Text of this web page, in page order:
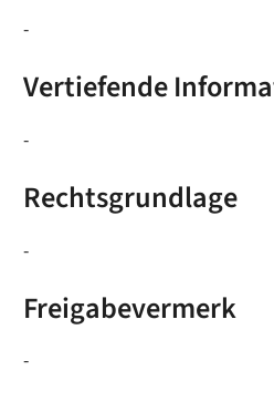
-
Vertiefende
-
Rechtsgrundlage
-
Freigabevermerk
-